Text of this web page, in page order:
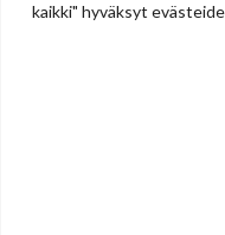
kaikki" hyväksyt